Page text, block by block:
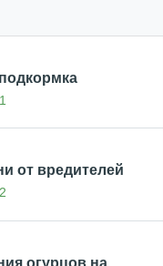
от вредителей
огурцов на